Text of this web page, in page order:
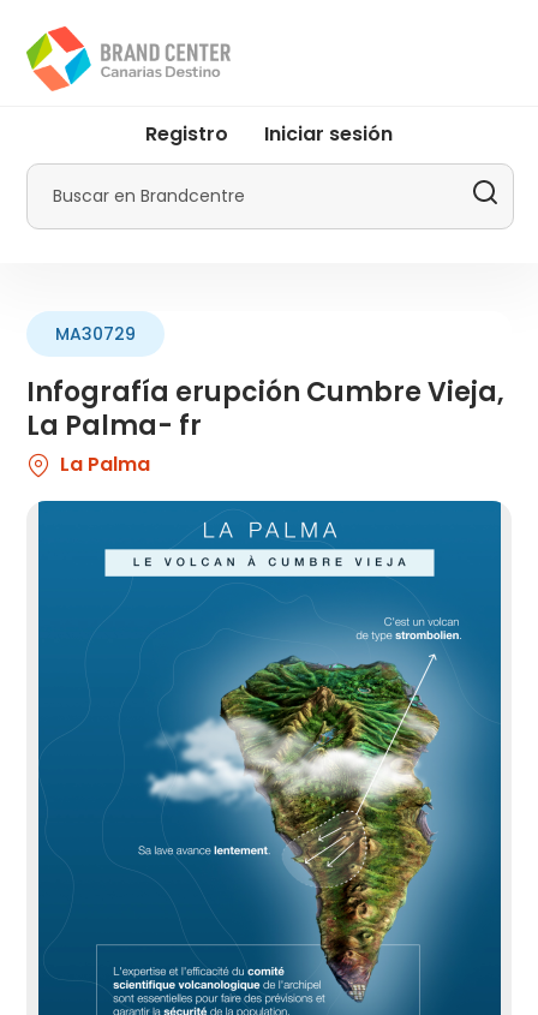
contenido
principal
menu
Promotur
Registro Iniciar sesión
Buscar
Infografía erupción Cumbre Vieja,
La Palma- fr
MA30729
La Palma